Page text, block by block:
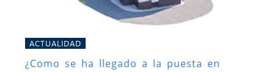
ACTUALIDAD
¿Como se ha llegado a la puesta en